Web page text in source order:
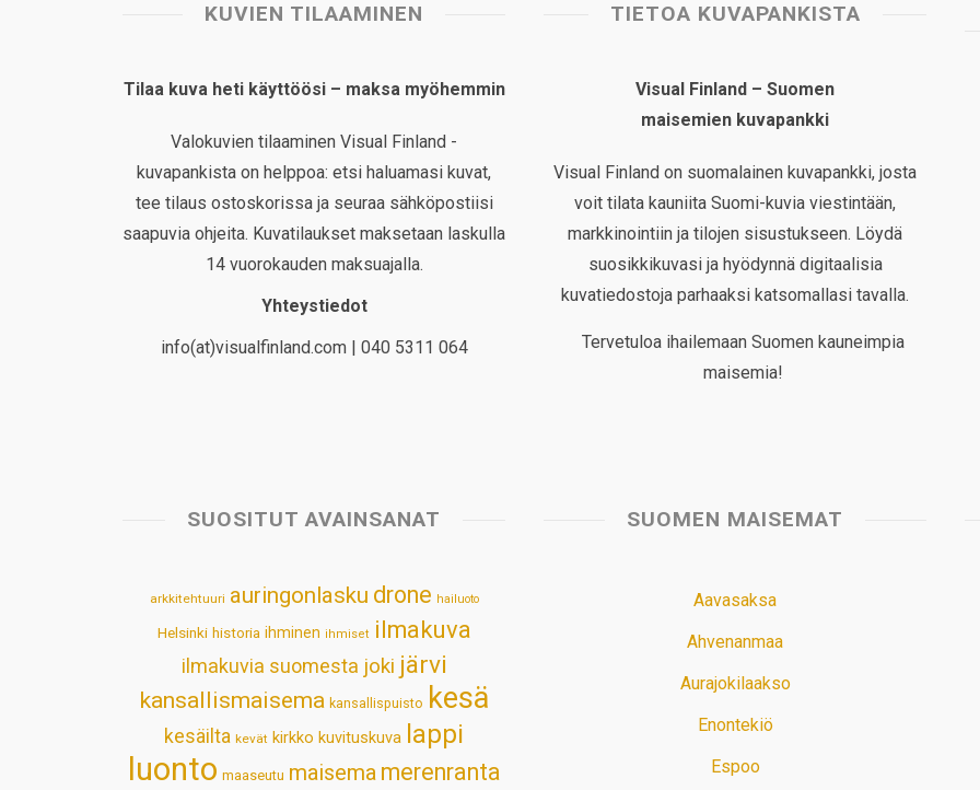
KUVIEN TILAAMINEN
Tilaa kuva heti käyttöösi – maksa myöhemmin
Valokuvien tilaaminen Visual Finland -
kuvapankista on helppoa: etsi haluamasi kuvat,
tee tilaus ostoskorissa ja seuraa sähköpostiisi
saapuvia ohjeita. Kuvatilaukset maksetaan laskulla
14 vuorokauden maksuajalla.
Yhteystiedot
info(at)visualfinland.com | 040 5311 064
TIETOA KUVAPANKISTA
Visual Finland – Suomen
maisemien kuvapankki
Visual Finland on suomalainen kuvapankki, josta
voit tilata kauniita Suomi-kuvia viestintään,
markkinointiin ja tilojen sisustukseen. Löydä
suosikkikuvasi ja hyödynnä digitaalisia
kuvatiedostoja parhaaksi katsomallasi tavalla.
Tervetuloa ihailemaan Suomen kauneimpia
maisemia!
SUOSITUT AVAINSANAT
arkkitehtuuri auringonlasku drone hailuoto
Helsinki historia ihminen ihmiset ilmakuva
ilmakuvia suomesta joki järvi
kansallismaisema kansallispuisto kesä
kesäilta kevät kirkko kuvituskuva lappi
luonto maaseutu maisema merenranta
SUOMEN MAISEMAT
Aavasaksa
Ahvenanmaa
Aurajokilaakso
Enontekiö
Espoo